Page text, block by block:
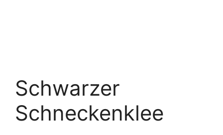
Schwarzer
Schneckenklee